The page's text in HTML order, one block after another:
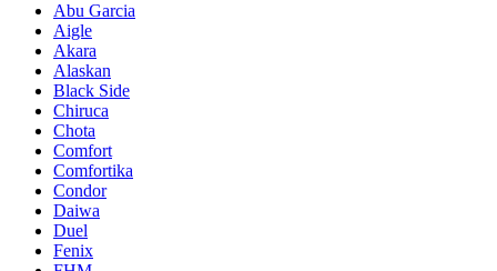
Abu Garcia
Aigle
Akara
Alaskan
Black Side
Chiruca
Chota
Comfort
Comfortika
Condor
Daiwa
Duel
Fenix